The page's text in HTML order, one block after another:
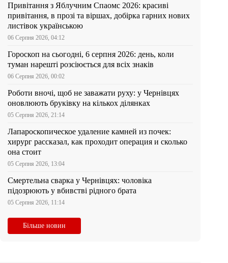
Привітання з Яблучним Спаомс 2026: красиві
привітання, в прозі та віршах, добірка гарних нових
листівок українською
06 Серпня 2026, 04:12
Гороскоп на сьогодні, 6 серпня 2026: день, коли
туман нарешті розсіюється для всіх знаків
06 Серпня 2026, 00:02
Роботи вночі, щоб не заважати руху: у Чернівцях
оновлюють бруківку на кількох ділянках
05 Серпня 2026, 21:14
Лапароскопическое удаление камней из почек:
хирург рассказал, как проходит операция и сколько
она стоит
05 Серпня 2026, 13:04
Смертельна сварка у Чернівцях: чоловіка
підозрюють у вбивстві рідного брата
05 Серпня 2026, 11:14
Більше новин